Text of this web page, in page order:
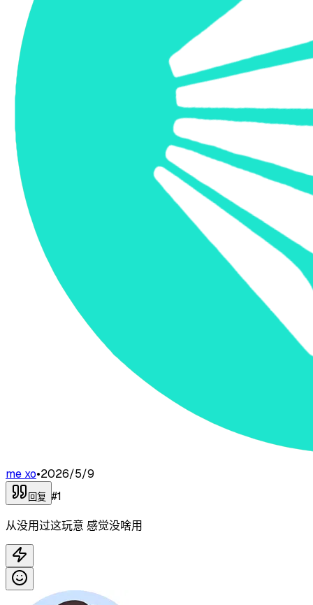
me xo•2026/5/9
回复 #1
从没用过这玩意 感觉没啥用